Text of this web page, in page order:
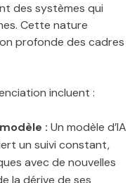
des systèmes qui
Cette nature
profonde des cadres
incluent :
: Un modèle d’IA
un suivi constant,
avec de nouvelles